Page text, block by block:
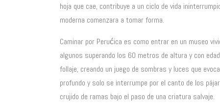
hoja que cae, contribuye a un ciclo de vida
moderna comenzara a tomar forma.
Caminar por Perućica es como entrar en un museo
algunos superando los 60 metros de altura y con
follaje, creando un juego de sombras y luces que
profundo y solo se interrumpe por el canto de los
crujido de ramas bajo el paso de una criatura salvaje.